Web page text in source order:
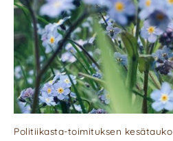
Politiikasta-toimituksen kesätauko